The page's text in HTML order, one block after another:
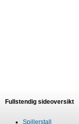
Fullstendig sideoversikt
Spillerstall